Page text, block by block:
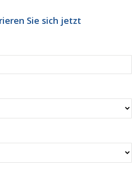
Sie sich jetzt